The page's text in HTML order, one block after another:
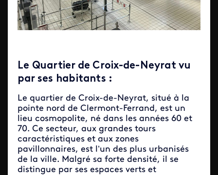
Le Quartier de Croix-de-Neyrat vu
par ses habitants :
Le quartier de Croix-de-Neyrat, situé à la
pointe nord de Clermont-Ferrand, est un
lieu cosmopolite, né dans les années 60 et
70. Ce secteur, aux grandes tours
caractéristiques et aux zones
pavillonnaires, est l’un des plus urbanisés
de la ville. Malgré sa forte densité, il se
distingue par ses espaces verts et